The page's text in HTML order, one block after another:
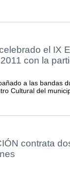
el IX
con la
a las bandas
Cultural del
contrata